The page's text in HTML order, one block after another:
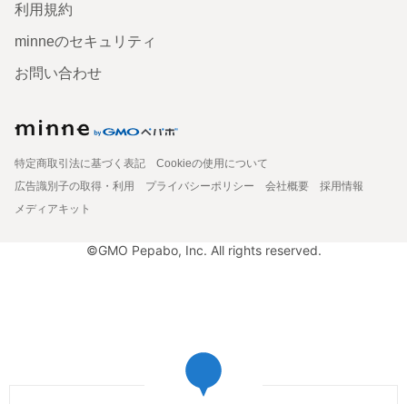
利用規約
minneのセキュリティ
お問い合わせ
特定商取引法に基づく表記
Cookieの使用について
広告識別子の取得・利用
プライバシーポリシー 会社概要
採用情報
メディアキット
©GMO Pepabo, Inc. All rights reserved.